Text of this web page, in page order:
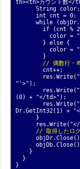
th><th>カウント数
String color;
int cnt = 0;
while
if (cnt % 2
color =
} else {
color =
}
// 偶数行・奇
cnt++;
res.Write("<tr
"'>");
(0) + "</td>");
Dr.GetInt32(1) +
}
res.Write("</
// 取得したロ
}
}
}